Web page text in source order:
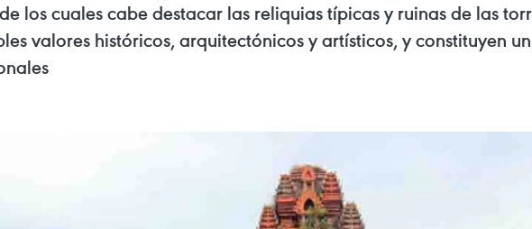
los cuales cabe destacar las reliquias típicas y ruinas de las
valores históricos, arquitectónicos y artísticos, y constituyen